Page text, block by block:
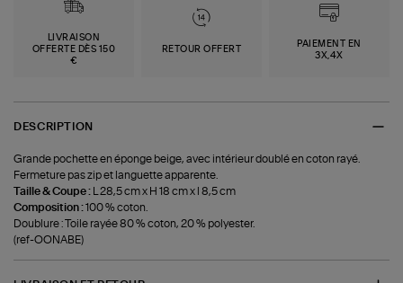
LIVRAISON
OFFERTE DÈS 150
€
RETOUR OFFERT
PAIEMENT EN
3X,4X
DESCRIPTION
Grande pochette en éponge beige, avec intérieur doublé en coton rayé.
Fermeture pas zip et languette apparente.
Taille & Coupe : L 28,5 cm x H 18 cm x l 8,5 cm
Composition :100 % coton.
Doublure : Toile rayée 80 % coton, 20 % polyester.
(ref-OONABE)